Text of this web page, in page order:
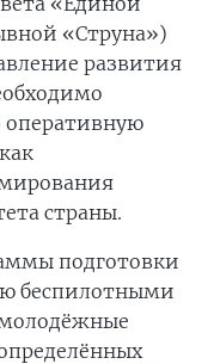
«Струна»)
развития
оперативную
страны.
подготовки
беспилотными